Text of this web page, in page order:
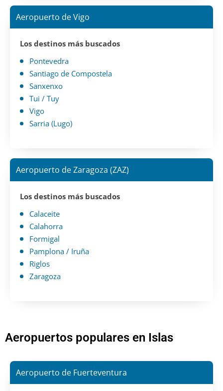
Aeropuerto de Vigo
Los destinos más buscados
Pontevedra
Santiago de Compostela
Sanxenxo
Tui / Tuy
Vigo
Sarria (Lugo)
Aeropuerto de Zaragoza (ZAZ)
Los destinos más buscados
Calaceite
Calahorra
Formigal
Pamplona / Iruña
Riglos
Zaragoza
Aeropuertos populares en Islas
Aeropuerto de Fuerteventura